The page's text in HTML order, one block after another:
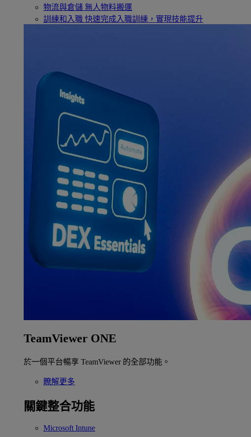
物流與倉儲 無人物料搬運
訓練和入職 快速完成入職訓練，實現技能提升
TeamViewer ONE
於一個平台暢享 TeamViewer 的全部功能。
瞭解更多
關鍵整合功能
Microsoft Intune